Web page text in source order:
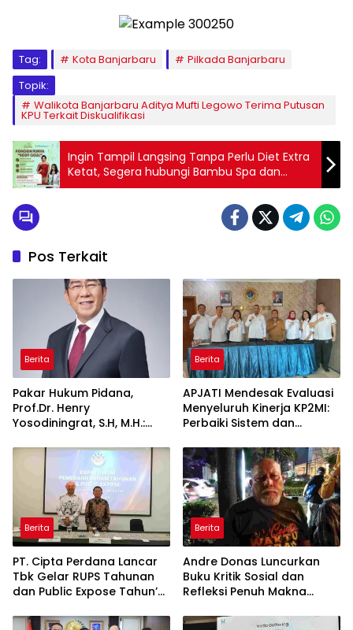
Tag: Kota Banjarbaru
Pilkada Banjarbaru
Topik:
Walikota Banjarbaru Aditya Mufti Legowo Terima Putusan
KPU Terkait Diskualifikasi
Ingin Tampil Langsing Tanpa Perlu Diet Extra
Ketat, Segera hubungi Bambu Spa dan
drSlimming, Promo Terbatas!!! kolaborasi
Pengusaha Cantik Trisya Suherman dan
Dokter Cantik Dr. Sonia Wibisono.
Pos Terkait
Berita
Pakar Hukum Pidana,
Prof.Dr. Henry
Yosodiningrat, S.H, M.H.:
Tersangka, Hak Didampingi
Pengacara Justru Lebih
Berita
APJATI Mendesak Evaluasi
Menyeluruh Kinerja KP2MI:
Perbaiki Sistem dan
Bukan Penutupan
Perusahaan
Berita
PT. Cipta Perdana Lancar
Tbk Gelar RUPS Tahunan
dan Public Expose Tahun’
Berita
Andre Donas Luncurkan
Buku Kritik Sosial dan
Refleksi Penuh Makna
Sewaktu Hujan”